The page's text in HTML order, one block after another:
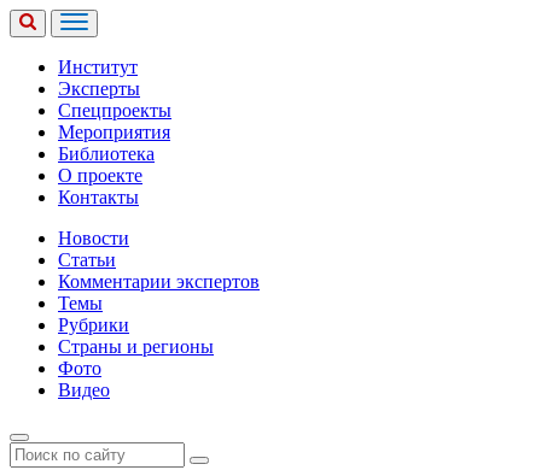
Институт
Эксперты
Спецпроекты
Мероприятия
Библиотека
О проекте
Контакты
Новости
Статьи
Комментарии экспертов
Темы
Рубрики
Страны и регионы
Фото
Видео